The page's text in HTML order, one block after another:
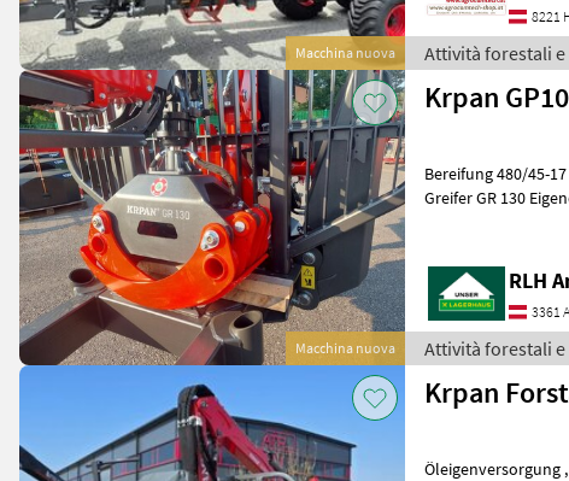
Macchina nuova
8221
Attività forestali
Macchina nuova
Krpan
Bereifung 480/45-
Greifer GR 130 Eigenes
RLH
3361
Attività forestali
Krpan
Öleigenversorgung , Weitwinkelgelenkwelle , Hydr.Joystick-